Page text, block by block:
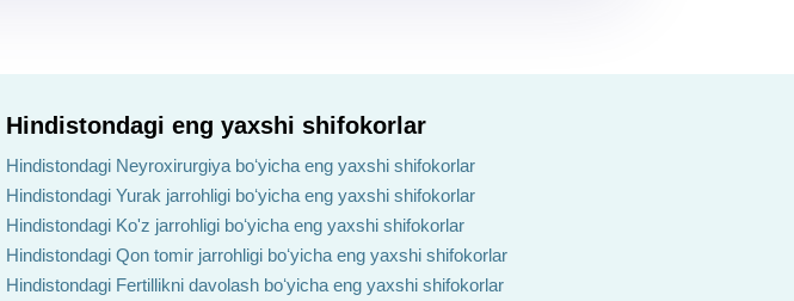
Hindistondagi eng yaxshi shifokorlar
Hindistondagi Neyroxirurgiya boʻyicha eng yaxshi shifokorlar
Hindistondagi Yurak jarrohligi boʻyicha eng yaxshi shifokorlar
Hindistondagi Ko'z jarrohligi boʻyicha eng yaxshi shifokorlar
Hindistondagi Qon tomir jarrohligi boʻyicha eng yaxshi shifokorlar
Hindistondagi Fertillikni davolash boʻyicha eng yaxshi shifokorlar